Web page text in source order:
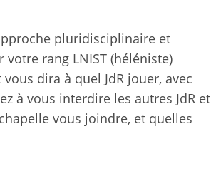
pluridisciplinaire et
rang LNIST (héléniste)
dira à quel JdR jouer, avec
à vous interdire les autres JdR et
vous joindre, et quelles